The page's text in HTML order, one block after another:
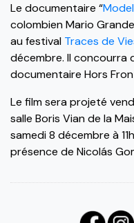
Le documentaire “
colombien Mario
au festival Traces de
décembre. Il concourra
documentaire Hors
Le film sera projeté
salle Boris Vian de la
samedi 8 décembre à
présence de Nicolás